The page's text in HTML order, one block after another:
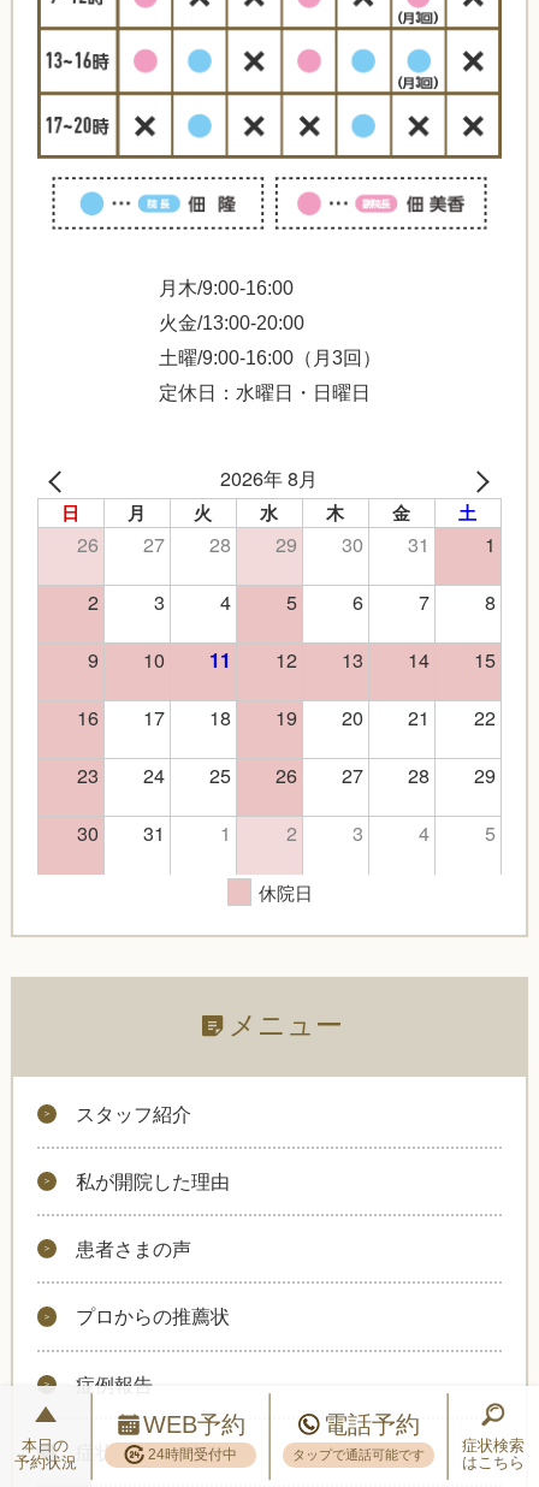
月木/9:00-16:00
火金/13:00-20:00
土曜/9:00-16:00（月3回）
定休日：水曜日・日曜日
2026年 8月
日 月 火 水 木 金 土
26 27 28 29 30 31
1
2
3 4 5 6 7
8
9
10 11 12 13 14
15
16
17 18 19 20 21
22
23
24 25 26 27 28
29
30
31 1 2 3 4 5
休院日
メニュー
スタッフ紹介
私が開院した理由
患者さまの声
プロからの推薦状
症例報告
症状検索
本日の
予約状況
WEB予約
24時間受付中
電話予約
タップで通話可能です
症状検索
はこちら